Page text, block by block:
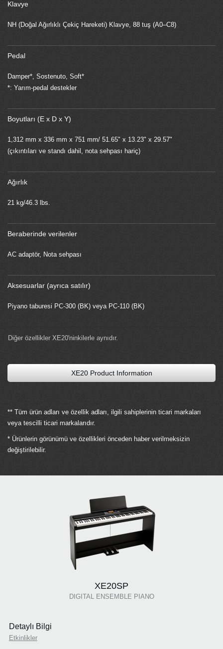
Klavye
NH (Doğal Ağırlıklı Çekiç Hareketi) Klavye, 88 tuş (A0–C8)
Pedal
Damper*, Sostenuto, Soft*
*: Yarım-pedal destekler
Boyutları (E x D x Y)
1,312 mm x 336 mm x 751 mm/ 51.65" x 13.23" x 29.57"
(çıkıntıları ve standı dahil, nota sehpası hariç)
Ağırlık
21 kg/46.3 lbs.
Beraberinde verilenler
AC adaptör, Nota sehpası
Aksesuarlar (ayrıca satılır)
Piyano taburesi PC-300 (BK) veya PC-110 (BK)
Diğer özellikler XE20'ninkilerle aynıdır.
XE20 Product Information
** Tüm ürün adları ve özellik adları, ilgili sahiplerinin ticari markaları
veya tescilli ticari markalarıdır.
* Ürünlerin görünümü ve özellikleri önceden haber verilmeksizin
değiştirilebilir.
XE20SP
DIGITAL ENSEMBLE PIANO
Detaylı Bilgi
Etkinlikler